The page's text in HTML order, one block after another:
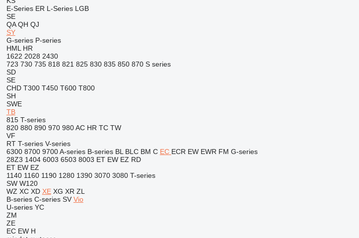
E-Series ER L-Series LGB
SE
QA QH QJ
SY
G-series P-series
HML HR
1622 2028 2430
723 730 735 818 821 825 830 835 850 870 S series
SD
SE
CHD T300 T450 T600 T800
SH
SWE
TB
815 T-series
820 880 890 970 980 AC HR TC TW
VF
RT T-series V-series
6300 8700 9700 A-series B-series BL BLC BM C EC ECR EW EWR FM G-series
28Z3 1404 6003 6503 8003 ET EW EZ RD
ET EW EZ
1140 1160 1190 1280 1390 3070 3080 T-series
SW W120
WZ XC XD XE XG XR ZL
B-series C-series SV Vio
U-series YC
ZM
ZE
EC EW H